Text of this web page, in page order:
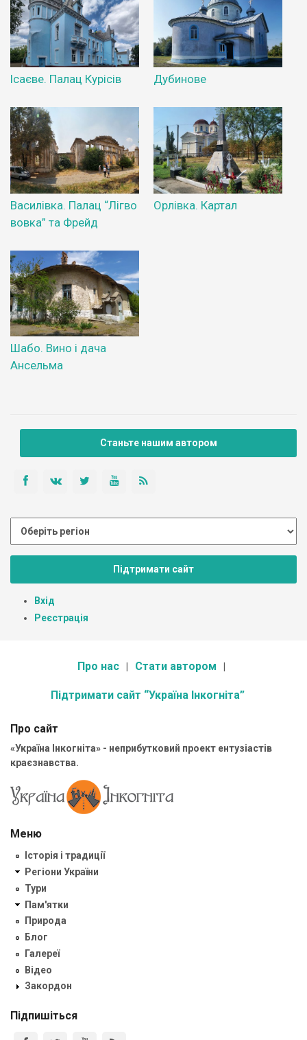
Ісаєве. Палац Курісів Дубинове
Василівка. Палац “Лігво
вовка” та Фрейд
Орлівка. Картал
Шабо. Вино і дача
Ансельма
Станьте нашим автором
Підтримати сайт
Вхід
Реєстрація
Про нас Стати автором
Підтримати сайт “Україна Інкогніта”
Про сайт
«Україна Інкогніта» - неприбутковий проект ентузіастів
краєзнавства.
Меню
Історія і традиції
Регіони України
Тури
Пам'ятки
Природа
Блог
Галереї
Відео
Закордон
Підпишіться